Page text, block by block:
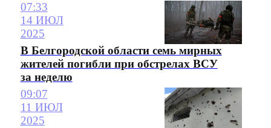
07:33
14 ИЮЛ
2025
В Белгородской области семь мирных
жителей погибли при обстрелах ВСУ
за неделю
09:07
11 ИЮЛ
2025